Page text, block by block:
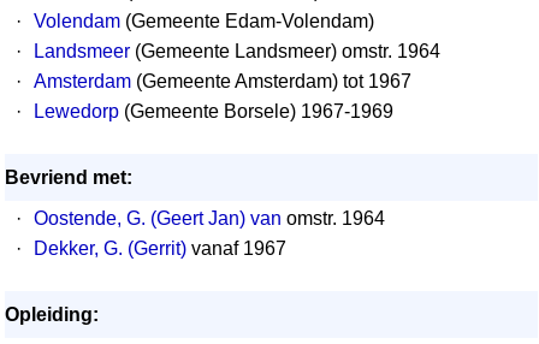
·
Volendam (Gemeente Edam-Volendam)
·
Landsmeer (Gemeente Landsmeer) omstr. 1964
·
Amsterdam (Gemeente Amsterdam) tot 1967
·
Lewedorp (Gemeente Borsele) 1967-1969
Bevriend met:
·
Oostende, G. (Geert Jan) van omstr. 1964
·
Dekker, G. (Gerrit) vanaf 1967
Opleiding: